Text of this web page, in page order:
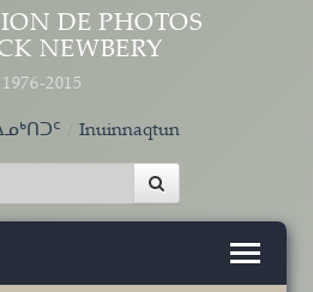
DE PHOTOS
NEWBERY
1976-2015
Inuinnaqtun